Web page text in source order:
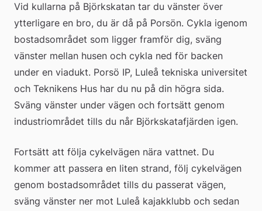
Vid kullarna på Björkskatan tar du vänster över
ytterligare en bro, du är då på Porsön. Cykla igenom
bostadsområdet som ligger framför dig, sväng
vänster mellan husen och cykla ned för backen
under en viadukt. Porsö IP, Luleå tekniska universitet
och Teknikens Hus har du nu på din högra sida.
Sväng vänster under vägen och fortsätt genom
industriområdet tills du når Björkskatafjärden igen.
Fortsätt att följa cykelvägen nära vattnet. Du
kommer att passera en liten strand, följ cykelvägen
genom bostadsområdet tills du passerat vägen,
sväng vänster ner mot Luleå kajakklubb och sedan